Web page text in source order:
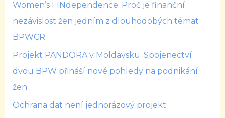
Women’s FINdependence: Proč je finanční
nezávislost žen jedním z dlouhodobých témat
BPWCR
Projekt PANDORA v Moldavsku: Spojenectví
dvou BPW přináší nové pohledy na podnikání
žen
Ochrana dat není jednorázový projekt